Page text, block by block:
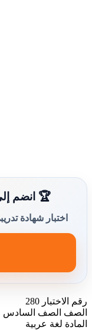
🏆 انضم
اختبار شهادة
رقم الاختبار 280
الصف
الصف السادس
المادة لغة عربية